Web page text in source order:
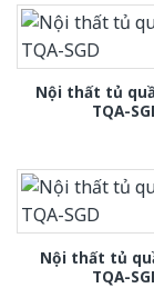
Nội thất tủ
TQA-
Nội thất tủ
TQA-